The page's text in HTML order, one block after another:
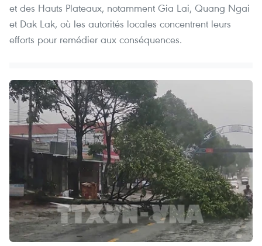
et des Hauts Plateaux, notamment Gia Lai, Quang Ngai
et Dak Lak, où les autorités locales concentrent leurs
efforts pour remédier aux conséquences.